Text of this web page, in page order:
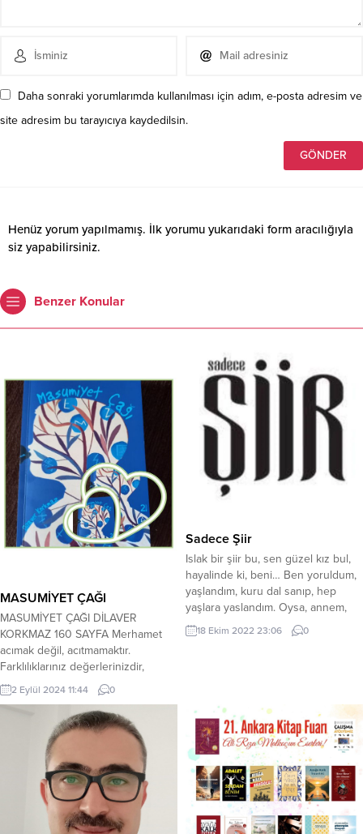
Daha sonraki yorumlarımda kullanılması için adım, e-posta adresim ve
site adresim bu tarayıcıya kaydedilsin.
Henüz yorum yapılmamış. İlk yorumu yukarıdaki form aracılığıyla
siz yapabilirsiniz.
Benzer Konular
MASUMİYET ÇAĞI
MASUMİYET ÇAĞI DİLAVER
KORKMAZ 160 SAYFA Merhamet
acımak değil, acıtmamaktır.
Farklılıklarınız değerlerinizdir,
farklılıklarından dolayı kimseyi
dışlamayın. Herkes aynı olduktan
sonra bu dünyanın ne önemi kalır?
Tarih 25 Temmuz 2096. Dünya
bundan tam 75 yıl önce tıpkı Eski
Çağ, Orta Çağ gibi yeni bir çağa
adım attı. “Masumiyet Çağı”. Geçen
2 Eylül 2024 11:44 0
Sadece Şiir
Islak bir şiir bu, sen güzel kız bul,
hayalinde ki, beni… Ben yoruldum,
yaşlandım, kuru dal sanıp, hep
yaşlara yaslandım. Oysa, annem,
dağ olsa, güvenme derdi,
dinlemedim. Kuru ayaz, kutup
anlayacağın ta iliklerime kadar. Islak
bir şiir bu, sen...
18 Ekim 2022 23:06 0